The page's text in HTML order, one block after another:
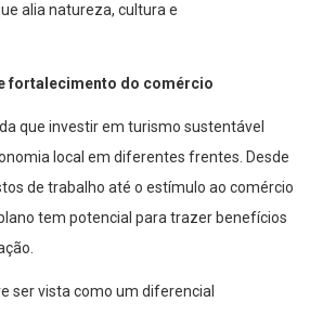
local em diferentes frentes. Desde
de trabalho até o estímulo ao comércio
tem potencial para trazer benefícios
de Barretos. Estamos falando de